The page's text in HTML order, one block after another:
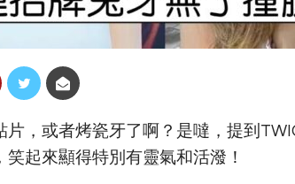
片，或者烤瓷牙了啊？是噠，提到
起來顯得特別有靈氣和活潑！